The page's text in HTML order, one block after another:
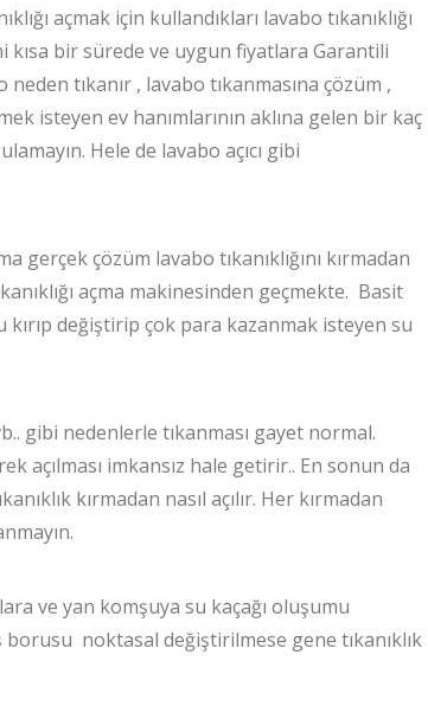
açmak için kullandıkları lavabo tıkanıklığı
bir sürede ve uygun fiyatlara Garantili
tıkanır , lavabo tıkanmasına çözüm ,
isteyen ev hanımlarının aklına gelen bir kaç
Hele de lavabo açıcı gibi
gerçek çözüm lavabo tıkanıklığını kırmadan
açma makinesinden geçmekte. Basit
kırıp değiştirip çok para kazanmak isteyen su
gibi nedenlerle tıkanması gayet normal.
açılması imkansız hale getirir.. En sonun da
kırmadan nasıl açılır. Her kırmadan
ve yan komşuya su kaçağı oluşumu
noktasal değiştirilmese gene tıkanıklık